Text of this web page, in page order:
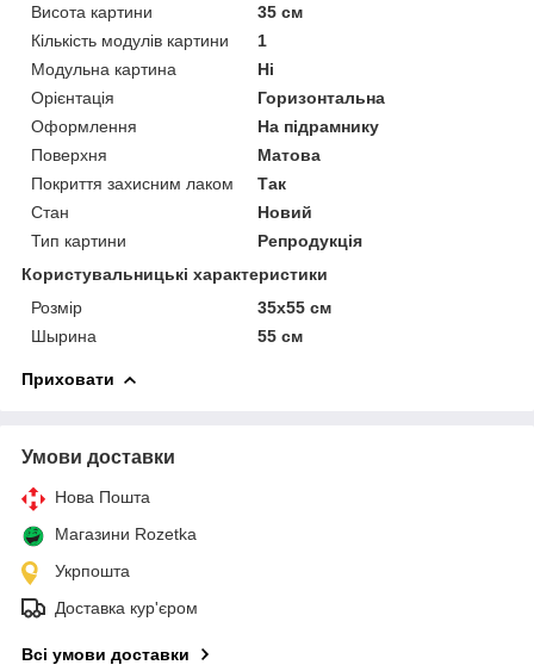
Висота картини
35 см
Кількість модулів картини
1
Модульна картина
Ні
Орієнтація
Горизонтальна
Оформлення
На підрамнику
Поверхня
Матова
Покриття захисним лаком
Так
Стан
Новий
Тип картини
Репродукція
Користувальницькі характеристики
Розмір
35х55 см
Шырина
55 см
Приховати
Умови доставки
Нова Пошта
Магазини Rozetka
Укрпошта
Доставка кур'єром
Всі умови доставки